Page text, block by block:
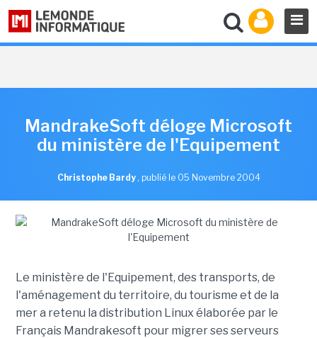
MandrakeSoft déloge Microsoft
du ministère de l'Equipement
Christophe Bardy , publié le 05 Novembre 2004
Le ministère de l'Equipement, des transports, de
l'aménagement du territoire, du tourisme et de la
mer a retenu la distribution Linux élaborée par le
Français Mandrakesoft pour migrer ses serveurs